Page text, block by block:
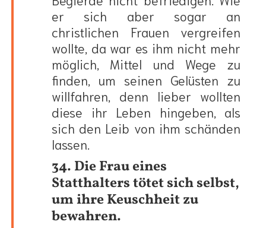
er sich aber sogar an
christlichen Frauen vergreifen
wollte, da war es ihm nicht mehr
möglich, Mittel und Wege zu
finden, um seinen Gelüsten zu
willfahren, denn lieber wollten
diese ihr Leben hingeben, als
sich den Leib von ihm schänden
lassen.
34. Die Frau eines
Statthalters tötet sich selbst,
um ihre Keuschheit zu
bewahren.